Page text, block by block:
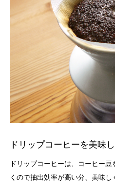
ドリップコーヒーを美味
ドリップコーヒーは、コーヒー
くので抽出効率が高い分、美味